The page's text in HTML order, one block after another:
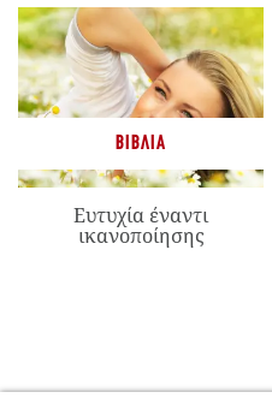
ΒΙΒΛΊΑ
Ευτυχία έναντι
ικανοποίησης